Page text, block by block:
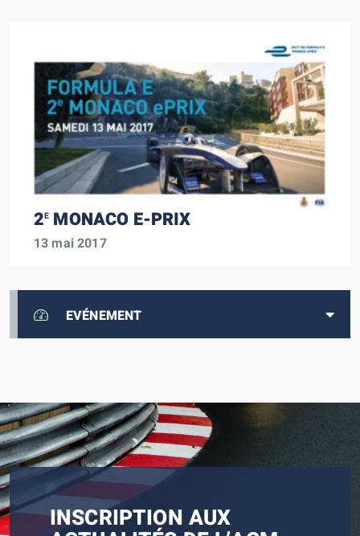
2E MONACO E-PRIX
13 mai 2017
EVÉNEMENT
INSCRIPTION AUX